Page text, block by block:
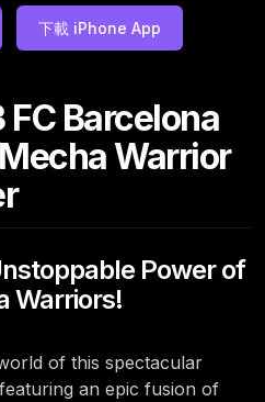
下載 iPhone App
Barcelona
Warrior
Power of
Warriors!
of this spectacular
an epic fusion of